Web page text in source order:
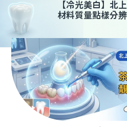
【冷光美白】 北
材料質量點樣分辨